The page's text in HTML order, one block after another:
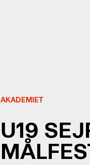
AKADEMIET
U19